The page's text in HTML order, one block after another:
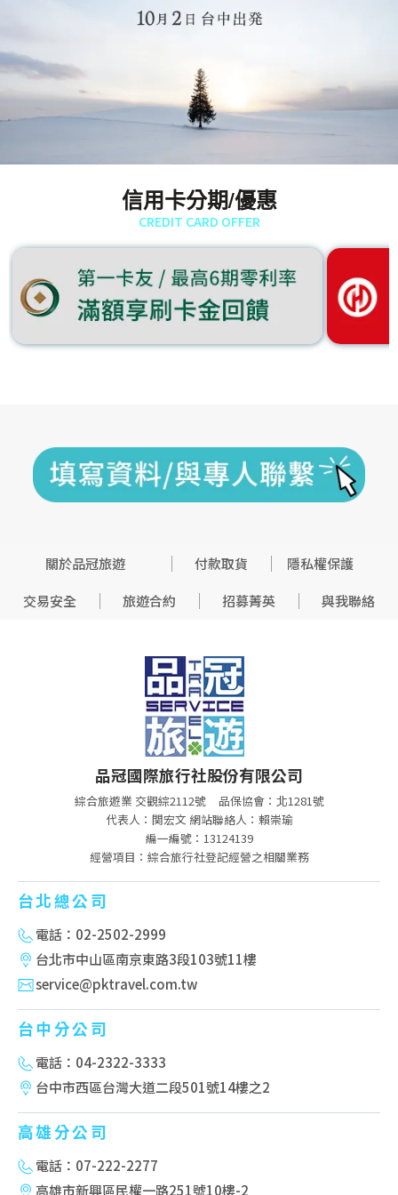
信用卡分期/優惠
CREDIT CARD OFFER
關於品冠旅遊 付款取貨
隱私權保護
交易安全
旅遊合約 招募菁英 與我聯絡
品冠國際旅行社股份有限公司
綜合旅遊業 交觀綜2112號
品保協會：北1281號
代表人：関宏文 網站聯絡人：賴崇瑜
編一編號：13124139
經營項目：綜合旅行社登記經營之相關業務
台北總公司
電話：02-2502-2999
台北市中山區南京東路3段103號11樓
service@pktravel.com.tw
台中分公司
電話：04-2322-3333
台中市西區台灣大道二段501號14樓之2
高雄分公司
電話：07-222-2277
高雄市新興區民權一路251號10樓-2